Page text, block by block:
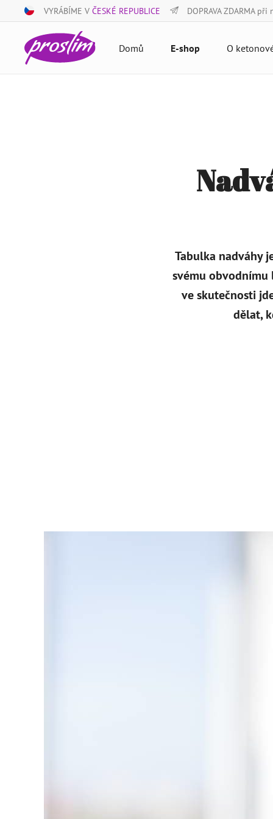
VYRÁBÍME V ČESKÉ REPUBLICE DOPRAVA ZDARMA
Domů E-shop O
Tabulka nadváhy
svému obvodnímu
ve skutečnosti
dělat,